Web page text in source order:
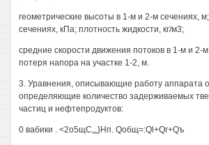
геометрические высоты в 1-м и 2-м сечениях,
сечениях, кПа; плотность жидкости, кг/м3;
средние скорости движения потоков в 1-м и 2-
потеря напора на участке 1-2, м.
3. Уравнения, описывающие работу аппарата
определяющие количество задерживаемых
частиц и нефтепродуктов:
0 вабики . <2о5щС„„}Нп. Qoбщ=:Ql+Qг+Qъ